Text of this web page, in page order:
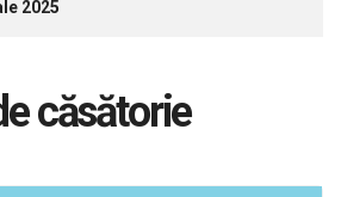
2025
căsătorie